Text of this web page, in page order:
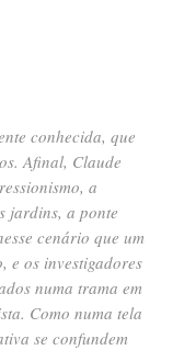
conhecida, que
Afinal, Claude
a
jardins, a ponte
cenário que um
e os investigadores
numa trama em
Como numa tela
se confundem